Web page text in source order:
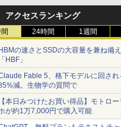
アクセスランキング
24時間 1週間
の速さとSSDの大容量を兼ね備
HBF」
Fable 5、格下モデルに回され
減。生物学の質問で
本日みつけたお買い得品】モトロー
が約1万7,000円で購入可能